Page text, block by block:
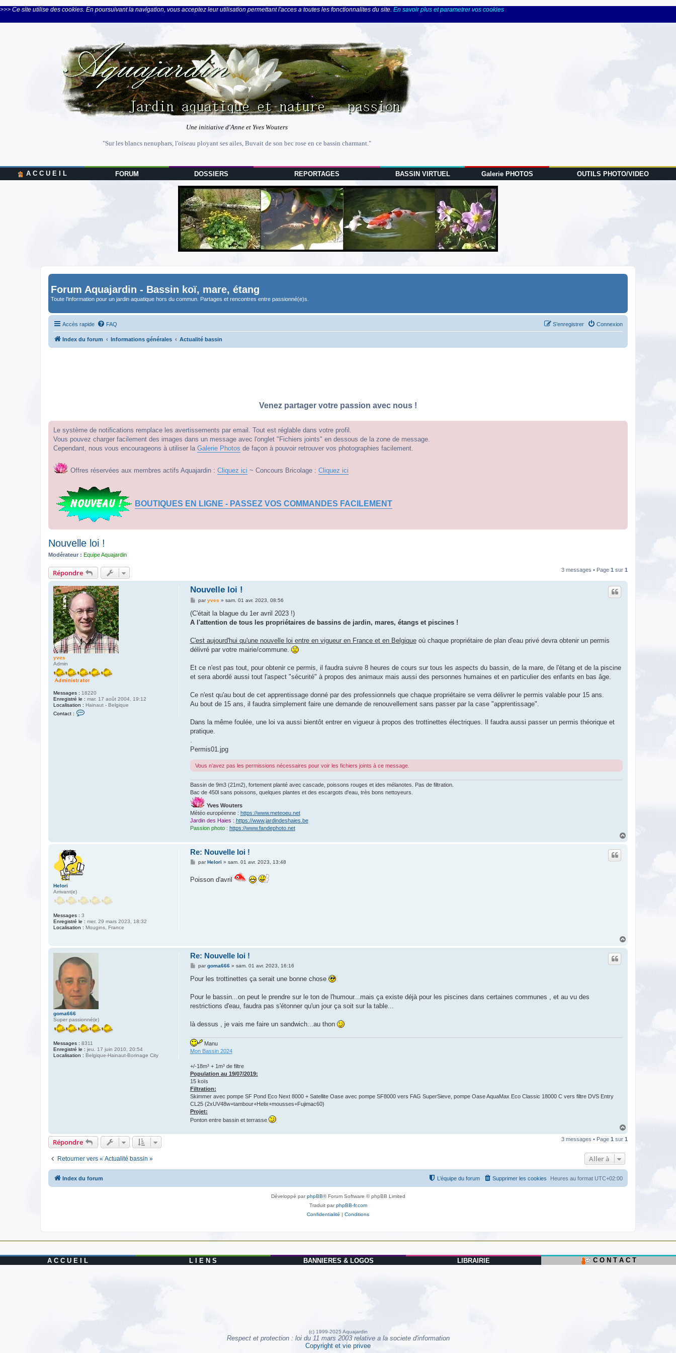
>>> Ce site utilise des cookies. En poursuivant la navigation, vous acceptez leur utilisation permettant l'acces a toutes les fonctionnalites du site. En savoir plus et parametrer vos cookies
Une initiative d'Anne et Yves Wouters
"Sur les blancs nenuphars, l'oiseau ployant ses ailes, Buvait de son bec rose en ce bassin charmant."
A C C U E I L FORUM DOSSIERS REPORTAGES BASSIN VIRTUEL Galerie PHOTOS OUTILS PHOTO/VIDEO
Forum Aquajardin - Bassin koï, mare, étang
Toute l'information pour un jardin aquatique hors du commun. Partages et rencontres entre passionné(e)s.
Accès rapide FAQ Connexion
S’enregistrer
Index du forum Informations générales Actualité bassin
Venez partager votre passion avec nous !
Le système de notifications remplace les avertissements par email. Tout est réglable dans votre profil.
Vous pouvez charger facilement des images dans un message avec l'onglet "Fichiers joints" en dessous de la zone de message.
Cependant, nous vous encourageons à utiliser la Galerie Photos de façon à pouvoir retrouver vos photographies facilement.
Offres réservées aux membres actifs Aquajardin : Cliquez ici ~ Concours Bricolage : Cliquez ici
BOUTIQUES EN LIGNE - PASSEZ VOS COMMANDES FACILEMENT
Nouvelle loi !
Modérateur : Equipe Aquajardin
Répondre 3 messages • Page 1 sur 1
yves
Admin
Messages : 18220
Enregistré le : mar. 17 août 2004, 19:12
Localisation : Hainaut - Belgique
Contact :
Nouvelle loi !
M
s
a
paryves » sam. 01 avr. 2023, 08:56
(C'était la blague du 1er avril 2023 !)
A l'attention de tous les propriétaires de bassins de jardin, mares, étangs et piscines !
C'est aujourd'hui qu'une nouvelle loi entre en vigueur en France et en Belgiqueoù chaque propriétaire de plan d'eau privé devra obtenir un permis
délivré par votre mairie/commune.
Et ce n'est pas tout, pour obtenir ce permis, il faudra suivre 8 heures de cours sur tous les aspects du bassin, de la mare, de l'étang et de la piscine
et sera abordé aussi tout l'aspect "sécurité" à propos des animaux mais aussi des personnes humaines et en particulier des enfants en bas âge.
Ce n'est qu'au bout de cet apprentissage donné par des professionnels que chaque propriétaire se verra délivrer le permis valable pour 15 ans.
Au bout de 15 ans, il faudra simplement faire une demande de renouvellement sans passer par la case "apprentissage".
Dans la même foulée, une loi va aussi bientôt entrer en vigueur à propos des trottinettes électriques. Il faudra aussi passer un permis théorique et
pratique.
Permis01.jpg
Vous n’avez pas les permissions nécessaires pour voir les fichiers joints à ce message.
Bassin de 9m3 (21m2), fortement planté avec cascade, poissons rouges et ides mélanotes. Pas de filtration.
Bac de 450l sans poissons, quelques plantes et des escargots d'eau, très bons nettoyeurs.
Yves Wouters
Météo européenne : https://www.meteoeu.net
Jardin des Haies : https://www.jardindeshaies.be
Passion photo : https://www.fandephoto.net
Helori
Arrivant(e)
Messages : 3
Enregistré le : mer. 29 mars 2023, 18:32
Localisation : Mougins, France
Re: Nouvelle loi !
M
s
parHelori » sam. 01 avr. 2023, 13:48
Poisson d'avril
goma666
Super passionné(e)
Messages : 8311
Enregistré le : jeu. 17 juin 2010, 20:54
Localisation : Belgique-Hainaut-Borinage City
Re: Nouvelle loi !
M
s
g
pargoma666» sam. 01 avr. 2023, 16:16
Pour les trottinettes ça serait une bonne chose
Pour le bassin...on peut le prendre sur le ton de l'humour...mais ça existe déjà pour les piscines dans certaines communes , et au vu des
restrictions d'eau, faudra pas s'étonner qu'un jour ça soit sur la table...
là dessus , je vais me faire un sandwich...au thon
Manu
Mon Bassin 2024
+/-18m³ + 1m³ de filtre
Population au 19/07/2019:
15 koïs
Filtration:
Skimmer avec pompe SF Pond Eco Next 8000 + Satellite Oase avec pompe SF8000 vers FAG SuperSieve, pompe Oase AquaMax Eco Classic 18000 C vers filtre DVS Entry
CL25 (2xUV48w+tambour+Helix+mousses+Fujimac60)
Projet:
Ponton entre bassin et terrasse
u
Répondre 3 messages • Page 1 sur 1
Retourner vers « Actualité bassin » Aller à
Index du forum Heures au format UTC+02:00
Supprimer les cookies
L’équipe du forum
Développé parphpBB® Forum Software © phpBB Limited
Traduit parphpBB-fr.com
Confidentialité
Conditions
A C C U E I L L I E N S BANNIERES & LOGOS LIBRAIRIE C O N T A C T
(c) 1999-2025 Aquajardin
Respect et protection : loi du 11 mars 2003 relative a la societe d'information
Copyright et vie privee